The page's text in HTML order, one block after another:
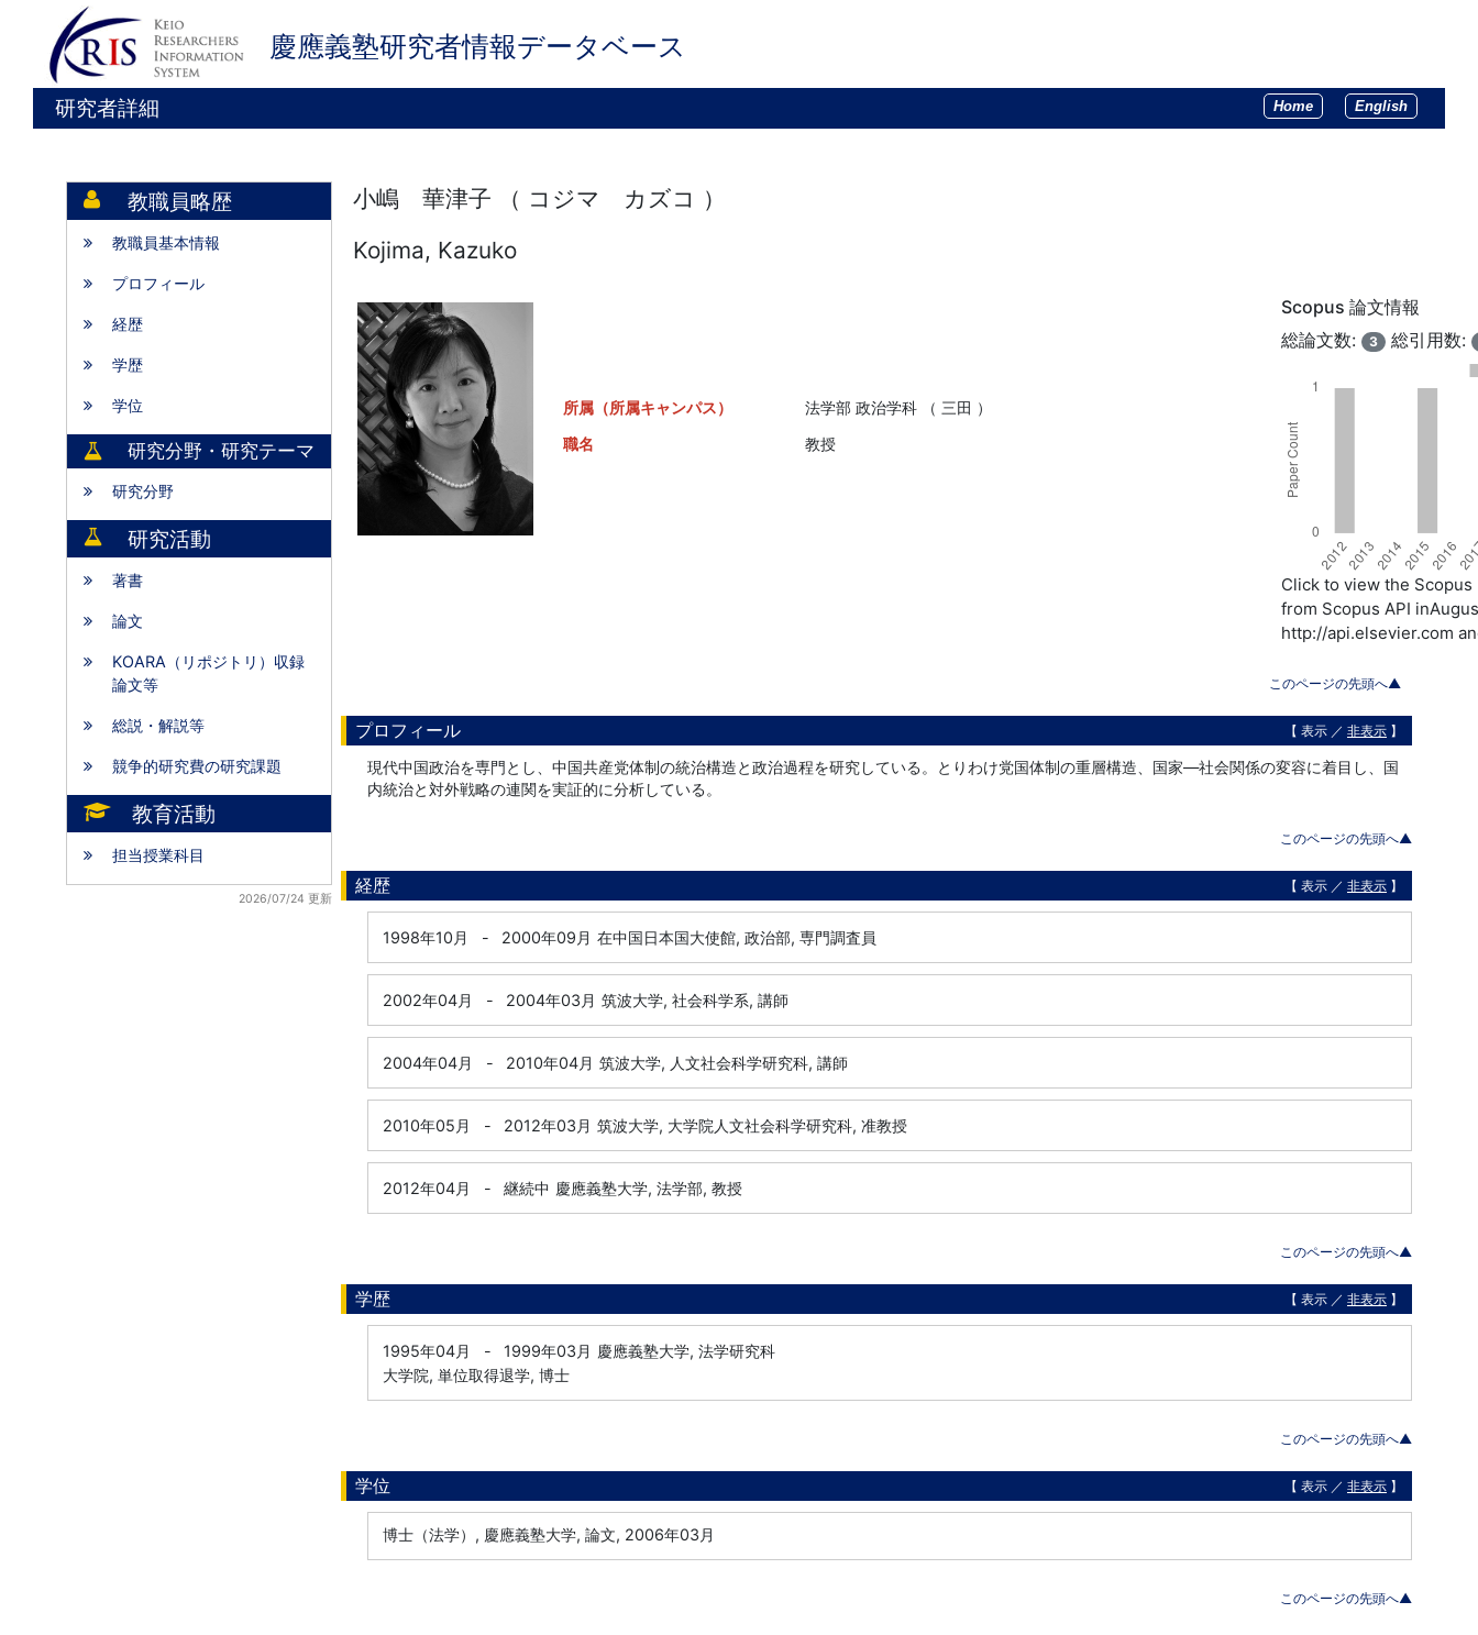
慶應義塾研究者情報データベース
研究者詳細 Home English
教職員略歴
教職員基本情報
プロフィール
経歴
学歴
学位
研究分野・研究テーマ
研究分野
研究活動
著書
論文
KOARA（リポジトリ）収録
論文等
総説・解説等
競争的研究費の研究課題
教育活動
担当授業科目
2026/07/24 更新
小嶋 華津子 （ コジマ カズコ ）
Kojima, Kazuko
所属（所属キャンパス）
法学部 政治学科 （ 三田 ）
職名
教授
Scopus 論文情報
総論文数:
3 総引用数:
Click to view the
from Scopus API
http://api.elsevier.com
このページの先頭へ▲
プロフィール 【 表示 ／ 非表示 】
現代中国政治を専門とし、中国共産党体制の統治構造と政治過程を研究している。とりわけ党国体制の重層構造、国家―社会関係の変容に着目し、国
内統治と対外戦略の連関を実証的に分析している。
このページの先頭へ▲
経歴 【 表示 ／ 非表示 】
1998年10月 - 2000年09月 在中国日本国大使館, 政治部, 専門調査員
2002年04月 - 2004年03月 筑波大学, 社会科学系, 講師
2004年04月 - 2010年04月 筑波大学, 人文社会科学研究科, 講師
2010年05月 - 2012年03月 筑波大学, 大学院人文社会科学研究科, 准教授
2012年04月 - 継続中 慶應義塾大学, 法学部, 教授
このページの先頭へ▲
学歴 【 表示 ／ 非表示 】
1995年04月 - 1999年03月 慶應義塾大学, 法学研究科
大学院, 単位取得退学, 博士
このページの先頭へ▲
学位 【 表示 ／ 非表示 】
博士（法学）, 慶應義塾大学, 論文, 2006年03月
このページの先頭へ▲